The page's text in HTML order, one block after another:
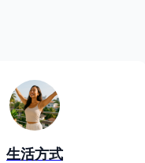
生活方式